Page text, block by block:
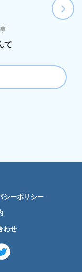
て
シーポリシー
わせ